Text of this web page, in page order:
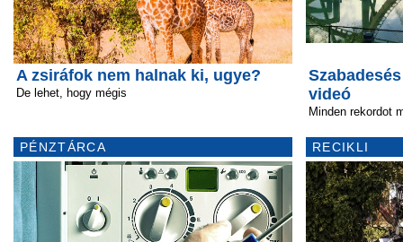
A zsiráfok nem halnak ki, ugye?
De lehet, hogy mégis
PÉNZTÁRCA
videó
Minden rekordot
RECIKLI